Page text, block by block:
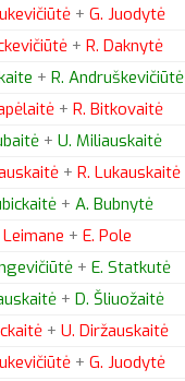
+ G. Juodytė
+ R. Daknytė
+ R. Andruškevičiūtė
+ R. Bitkovaitė
+ U. Miliauskaitė
+ R. Lukauskaitė
+ A. Bubnytė
Leimane + E. Pole
+ E. Statkutė
+ D. Šliuožaitė
+ U. Diržauskaitė
+ G. Juodytė